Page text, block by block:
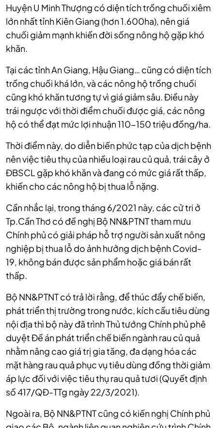
Huyện U Minh Thượng có diện tích trồng chuối xiêm
lớn nhất tỉnh Kiên Giang (hơn 1.600ha), nên giá
chuối giảm mạnh khiến đời sống nông hộ gặp khó
khăn.
Tại các tỉnh An Giang, Hậu Giang… cũng có diện tích
trồng chuối khá lớn, và các nông hộ trồng chuối
cũng khó khăn tương tự vì giá giảm sâu. Điều này
trái ngược với thời điểm chuối được giá, các nông
hộ có thể đạt mức lợi nhuận 110-150 triệu đồng/ha.
Thời điểm này, do diễn biến phức tạp của dịch bệnh
nên việc tiêu thụ của nhiều loại rau củ quả, trái cây ở
ĐBSCL gặp khó khăn và đang có mức giá rất thấp,
khiến cho các nông hộ bị thua lỗ nặng.
Cần nhắc lại, trong tháng 6/2021 này, các cử tri ở
Tp.Cần Thơ có đề nghị Bộ NN&PTNT tham mưu
Chính phủ có giải pháp hỗ trợ người sản xuất nông
nghiệp bị thua lỗ do ảnh hưởng dịch bệnh Covid-
19, không bán được sản phẩm hoặc giá bán rất
thấp.
Bộ NN&PTNT có trả lời rằng, để thúc đẩy chế biến,
phát triển thị trường trong nước, kích cầu tiêu dùng
nội địa thì bộ này đã trình Thủ tướng Chính phủ phê
duyệt Đề án phát triển chế biến ngành rau củ quả
nhằm nâng cao giá trị gia tăng, đa dạng hóa các
mặt hàng rau quả phục vụ tiêu dùng đồng thời giảm
áp lực đối với việc tiêu thụ rau quả tươi (Quyết định
số 417/QĐ-TTg ngày 22/3/2021).
Ngoài ra, Bộ NN&PTNT cũng có kiến nghị Chính phủ